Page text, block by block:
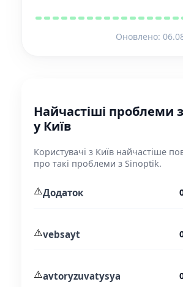
Оновлено:
Найчастіші проблеми
у Київ
Користувачі з Київ найчастіше
про такі проблеми з Sinoptik.
⚠️Додаток
⚠️vebsayt
⚠️avtoryzuvatysya